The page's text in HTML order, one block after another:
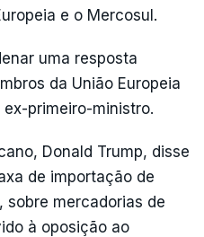
e o Mercosul.
uma resposta
da União Europeia
primeiro-ministro.
Donald Trump, disse
de importação de
sobre mercadorias de
à oposição ao